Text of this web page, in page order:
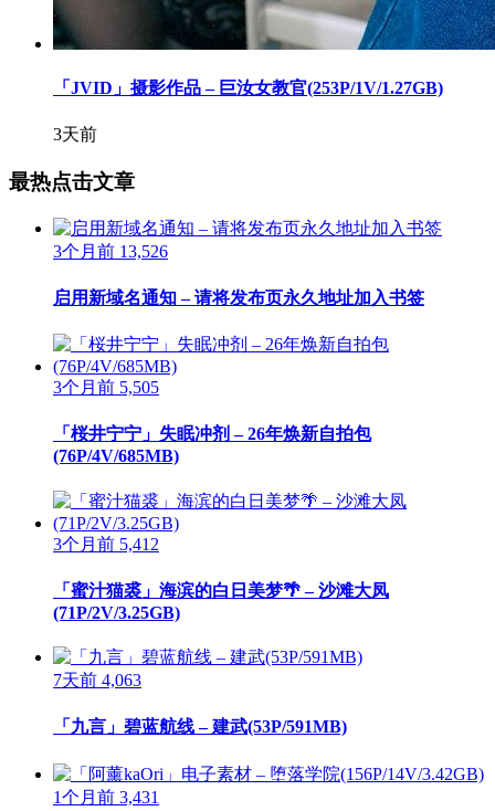
「JVID」摄影作品 – 巨汝女教官(253P/1V/1.27GB)
3天前
最热点击文章
3个月前 13,526
启用新域名通知 – 请将发布页永久地址加入书签
3个月前 5,505
「桜井宁宁」失眠冲剂 – 26年焕新自拍包
(76P/4V/685MB)
3个月前 5,412
「蜜汁猫裘」海滨的白日美梦🌴 – 沙滩大凤
(71P/2V/3.25GB)
7天前 4,063
「九言」碧蓝航线 – 建武(53P/591MB)
1个月前 3,431